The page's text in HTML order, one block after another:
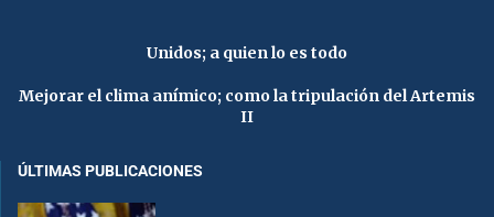
Unidos; a quien lo es todo
Mejorar el clima anímico; como la tripulación del Artemis
II
ÚLTIMAS PUBLICACIONES